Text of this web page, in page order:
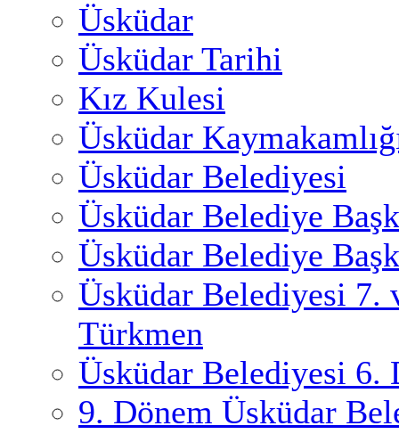
Üsküdar
Üsküdar Tarihi
Kız Kulesi
Üsküdar
Üsküdar Belediyesi
Üsküdar Belediye
Üsküdar Belediye
Üsküdar Belediyesi 7.
Türkmen
Üsküdar Belediyesi 6.
9. Dönem Üsküdar